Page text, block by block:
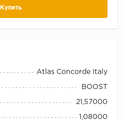
Купить
Atlas Concorde Italy
BOOST
21,57000
1,08000